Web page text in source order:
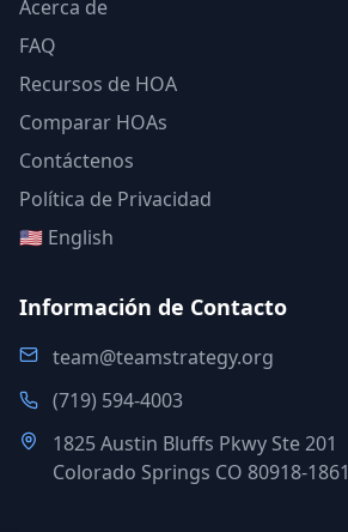
Acerca de
FAQ
Recursos de HOA
Comparar HOAs
Contáctenos
Política de Privacidad
🇺🇸 English
Información de Contacto
team@teamstrategy.org
(719) 594-4003
1825 Austin Bluffs Pkwy Ste 201
Colorado Springs CO 80918-1861